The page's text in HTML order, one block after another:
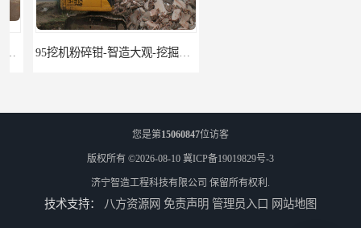
95挖机粉碎钳-智造大观-挖掘机钢筋分离钳
您是第15060847位访客
版权所有 ©2026-08-10 冀ICP备19019829号-3
济宁智造工程科技有限公司 保留所有权利.
技术支持： 八方资源网 免责声明 管理员入口 网站地图